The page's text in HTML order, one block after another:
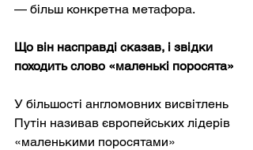
— більш конкретна метафора.
Що він насправді сказав, і звідки
походить слово «маленькі поросята»
У більшості англомовних висвітлень
Путін називав європейських лідерів
«маленькими поросятами»